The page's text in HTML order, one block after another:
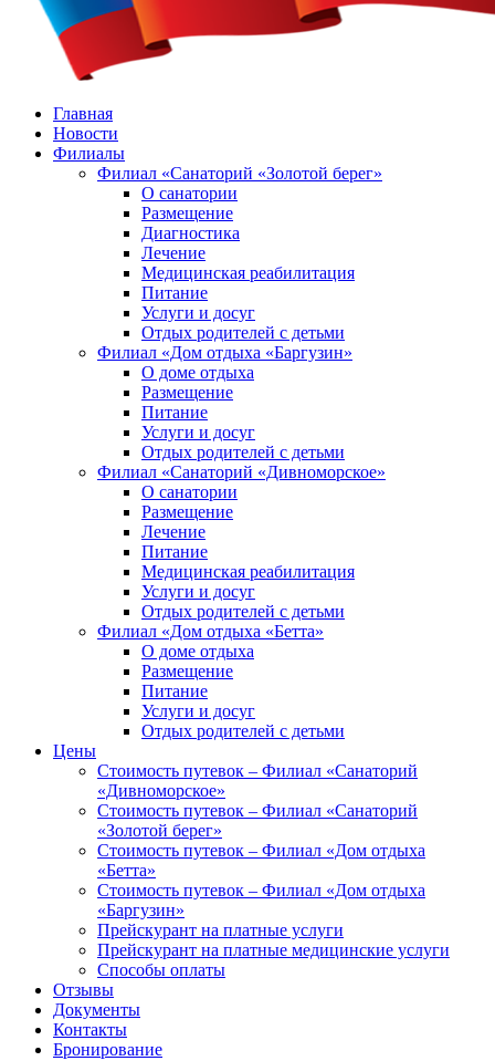
Главная
Новости
Филиалы
Филиал «Санаторий «Золотой берег»
О санатории
Размещение
Диагностика
Лечение
Медицинская реабилитация
Питание
Услуги и досуг
Отдых родителей с детьми
Филиал «Дом отдыха «Баргузин»
О доме отдыха
Размещение
Питание
Услуги и досуг
Отдых родителей с детьми
Филиал «Санаторий «Дивноморское»
О санатории
Размещение
Лечение
Питание
Медицинская реабилитация
Услуги и досуг
Отдых родителей с детьми
Филиал «Дом отдыха «Бетта»
О доме отдыха
Размещение
Питание
Услуги и досуг
Отдых родителей с детьми
Цены
Стоимость путевок – Филиал «Санаторий
«Дивноморское»
Стоимость путевок – Филиал «Санаторий
«Золотой берег»
Стоимость путевок – Филиал «Дом отдыха
«Бетта»
Стоимость путевок – Филиал «Дом отдыха
«Баргузин»
Прейскурант на платные услуги
Прейскурант на платные медицинские услуги
Способы оплаты
Отзывы
Документы
Контакты
Бронирование